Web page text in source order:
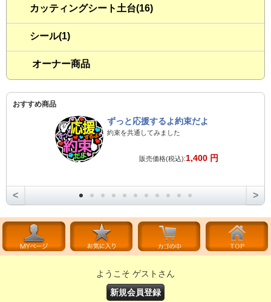
カッティングシート土台(16)
シール(1)
オーナー商品
おすすめ商品
ずっと応援するよ約束だよ
約束を共通してみました
販売価格(税込):1,400 円
< >
ようこそ ゲストさん
新規会員登録